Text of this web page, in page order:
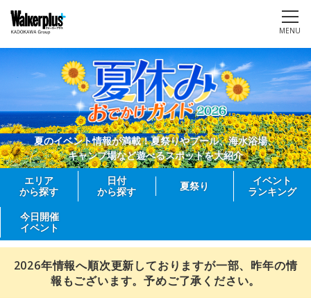
MENU
夏のイベント情報が満載！夏祭りやプール、海水浴場、
キャンプ場など遊べるスポットを大紹介
エリア
から探す
日付
から探す
夏祭り
イベント
ランキング
今日開催
イベント
2026年情報へ順次更新しておりますが一部、昨年の情
報もございます。予めご了承ください。